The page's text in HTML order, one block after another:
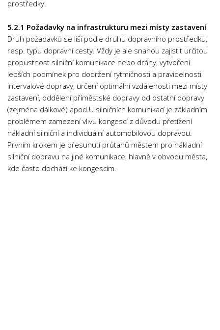
Právo
Psychologie a Sociologie
Společenské vědy
Technika
Účetnictví
Zdravotnictví
Zeměpis
Novinky
prostředky.
5.2.1 Požadavky na infrastrukturu mezi místy zastavení
Druh požadavků se liší podle druhu dopravního prostředku,
resp. typu dopravní cesty. Vždy je ale snahou zajistit určitou
propustnost silniční komunikace nebo dráhy, vytvoření
lepších podmínek pro dodržení rytmičnosti a pravidelnosti
intervalové dopravy, určení optimální vzdálenosti mezi místy
zastavení, oddělení příměstské dopravy od ostatní dopravy
(zejména dálkové) apod.U silničních komunikací je základním
problémem zamezení vlivu kongescí z důvodu přetížení
nákladní silniční a individuální automobilovou dopravou.
Prvním krokem je přesunutí průtahů městem pro nákladní
silniční dopravu na jiné komunikace, hlavně v obvodu města,
kde často dochází ke kongescím.